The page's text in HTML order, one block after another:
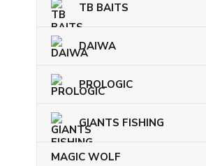
TB BAITS
DAIWA
PROLOGIC
GIANTS FISHING
MAGIC WOLF